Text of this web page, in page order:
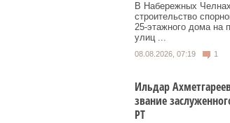
В Набережных
строительство
25‑этажного дома на
улиц ...
08.08.2026, 07:19 1
Ильдар
звание
РТ